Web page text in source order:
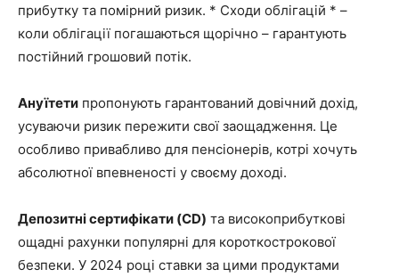
прибутку та помірний ризик. * Сходи облігацій * –
коли облігації погашаються щорічно – гарантують
постійний грошовий потік.
Ануїтети пропонують гарантований довічний дохід,
усуваючи ризик пережити свої заощадження. Це
особливо привабливо для пенсіонерів, котрі хочуть
абсолютної впевненості у своєму доході.
Депозитні сертифікати (CD) та високоприбуткові
ощадні рахунки популярні для короткострокової
безпеки. У 2024 році ставки за цими продуктами